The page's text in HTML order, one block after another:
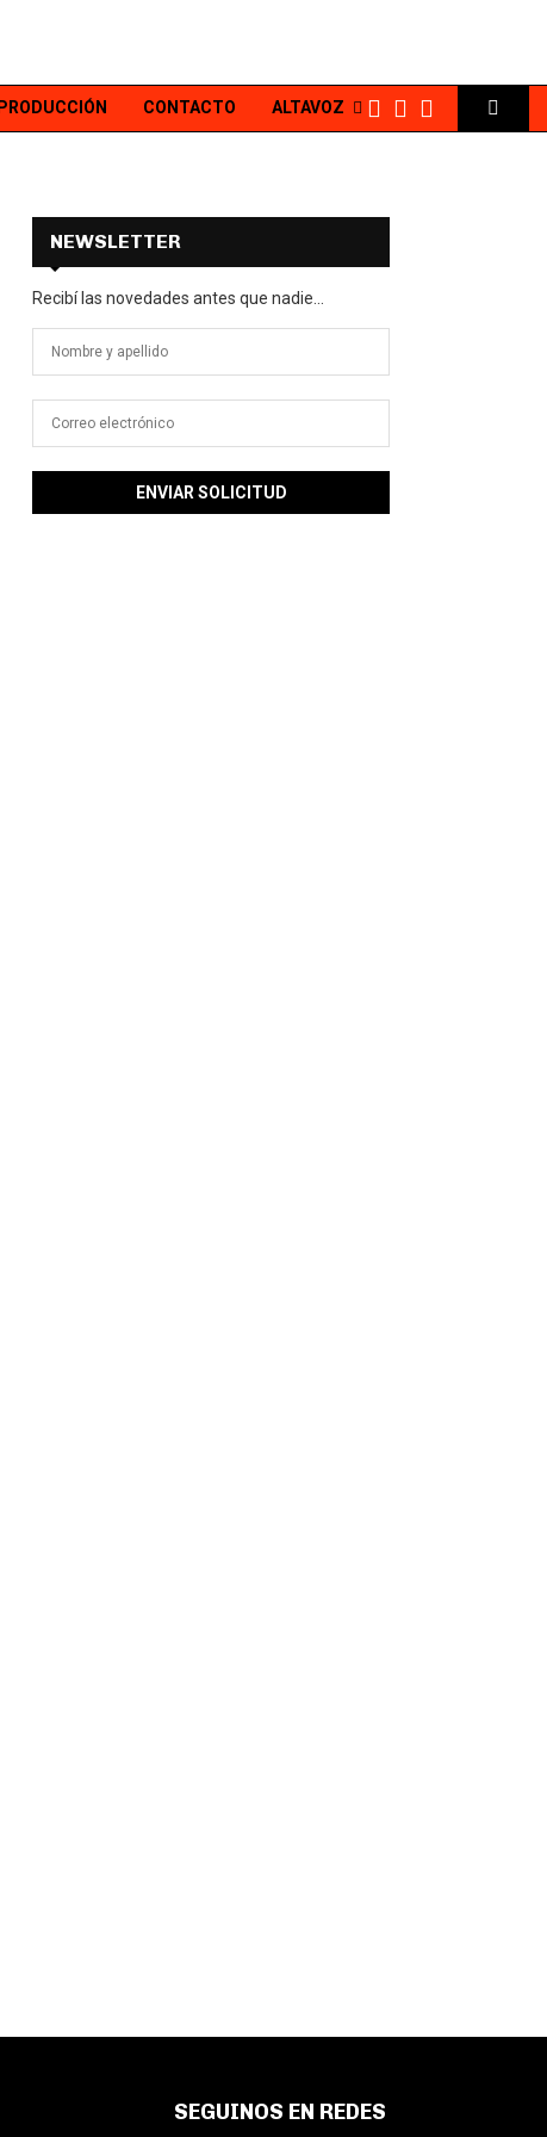
CONTACTO ALTAVOZ
NEWSLETTER
Recibí las novedades antes que nadie...
SEGUINOS EN REDES